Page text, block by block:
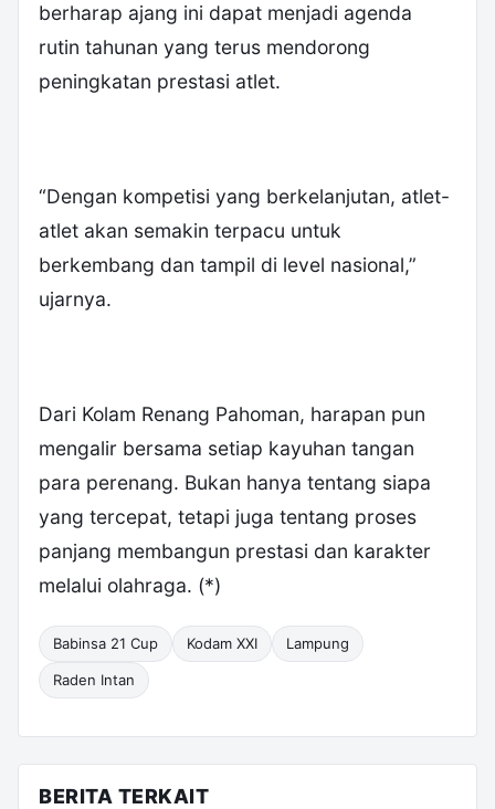
berharap ajang ini dapat menjadi agenda
rutin tahunan yang terus mendorong
peningkatan prestasi atlet.
“Dengan kompetisi yang berkelanjutan, atlet-
atlet akan semakin terpacu untuk
berkembang dan tampil di level nasional,”
ujarnya.
Dari Kolam Renang Pahoman, harapan pun
mengalir bersama setiap kayuhan tangan
para perenang. Bukan hanya tentang siapa
yang tercepat, tetapi juga tentang proses
panjang membangun prestasi dan karakter
melalui olahraga. (*)
Babinsa 21 Cup Kodam XXI Lampung
Raden Intan
BERITA TERKAIT